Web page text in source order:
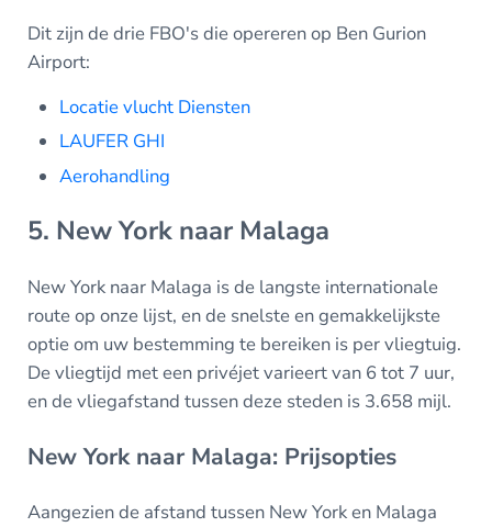
Dit zijn de drie FBO's die opereren op Ben Gurion
Airport:
Locatie vlucht Diensten
LAUFER GHI
Aerohandling
5. New York naar Malaga
New York naar Malaga is de langste internationale
route op onze lijst, en de snelste en gemakkelijkste
optie om uw bestemming te bereiken is per vliegtuig.
De vliegtijd met een privéjet varieert van 6 tot 7 uur,
en de vliegafstand tussen deze steden is 3.658 mijl.
New York naar Malaga: Prijsopties
Aangezien de afstand tussen New York en Malaga